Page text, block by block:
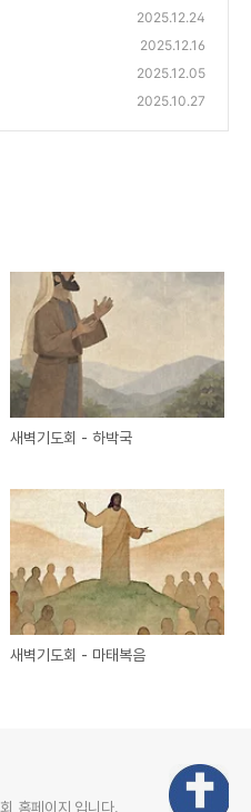
2025.12.24
2025.12.16
2025.12.05
2025.10.27
새벽기도회 - 하박국
새벽기도회 - 마태복음
홈페이지 입니다.